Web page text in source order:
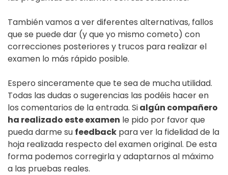
También vamos a ver diferentes alternativas, fallos
que se puede dar (y que yo mismo cometo) con
correcciones posteriores y trucos para realizar el
examen lo más rápido posible.
Espero sinceramente que te sea de mucha utilidad.
Todas las dudas o sugerencias las podéis hacer en
los comentarios de la entrada. Sialgún compañero
ha realizado este examen le pido por favor que
pueda darme su feedback para ver la fidelidad de la
hoja realizada respecto del examen original. De esta
forma podemos corregirla y adaptarnos al máximo
a las pruebas reales.